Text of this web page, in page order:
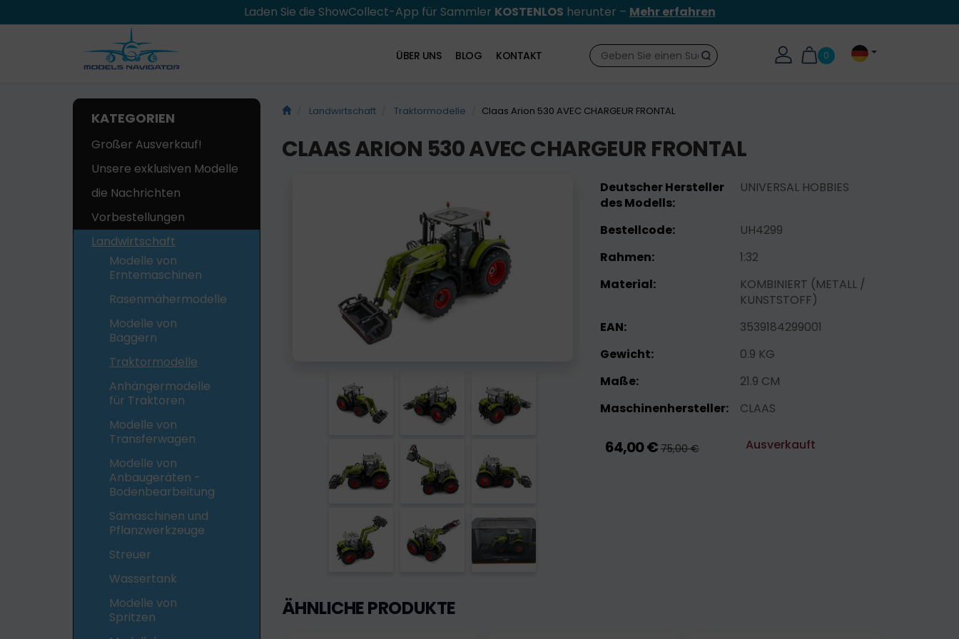
Laden Sie die ShowCollect-App für Sammler KOSTENLOS herunter – Mehr erfahren
0
Suche
ÜBER UNS BLOG KONTAKT
KATEGORIEN
Großer Ausverkauf!
Unsere exklusiven Modelle
die Nachrichten
Vorbestellungen
Landwirtschaft
Modelle von
Erntemaschinen
Rasenmähermodelle
Modelle von
Baggern
Traktormodelle
Anhängermodelle
für Traktoren
Modelle von
Transferwagen
Modelle von
Anbaugeräten -
Bodenbearbeitung
Sämaschinen und
Pflanzwerkzeuge
Streuer
Wassertank
Modelle von
Spritzen
Landwirtschaft Traktormodelle Claas Arion 530 AVEC CHARGEUR FRONTAL
CLAAS ARION 530 AVEC CHARGEUR FRONTAL
Deutscher Hersteller
des Modells:
UNIVERSAL HOBBIES
Bestellcode:
UH4299
Rahmen:
1:32
Material:
KOMBINIERT (METALL /
KUNSTSTOFF)
EAN:
3539184299001
Gewicht:
0.9 KG
Maße:
21.9 CM
Maschinenhersteller:
CLAAS
64,00 € 75,00 € Ausverkauft
ÄHNLICHE PRODUKTE